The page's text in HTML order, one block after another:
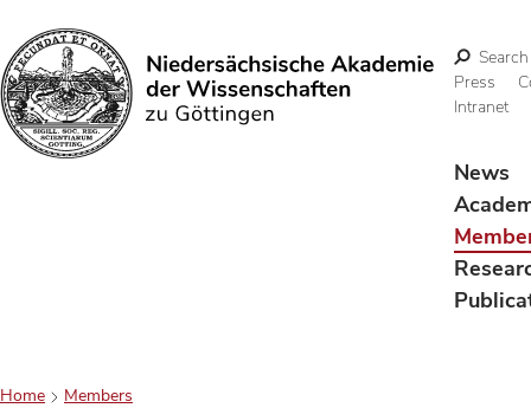
Search
Search
Press
Intranet
News
Home Members